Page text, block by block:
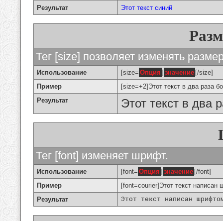
Результат
Этот текст синий
Тег [size] позволяет изменять
Использование [size= Опция ] значение [/size]
Пример
[size=+2]Этот текст в два раза
Результат
Этот текст в два
Тег [font] изменяет шрифт.
Использование [font= Опция ] значение [/font]
Пример
[font=courier]Этот текст
Результат
Этот текст написан